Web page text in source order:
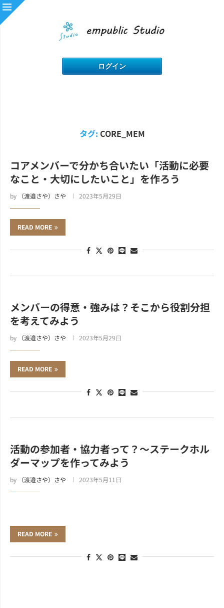
タグ: CORE_MEM
コアメンバーで分かち合いたい「活動に必要
なこと・大切にしたいこと」を作ろう
by （渡邉さや）さや 2023年5月29日
READ MORE
メンバーの得意・強みは？そこから役割分担
を考えてみよう
by （渡邉さや）さや 2023年5月29日
READ MORE
活動の参加者・協力者って？～ステークホル
ダーマップを作ってみよう
by （渡邉さや）さや 2023年5月11日
READ MORE